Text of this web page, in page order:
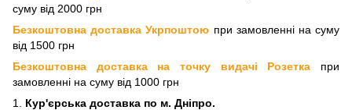
суму від 2000 грн
Безкоштовна доставка Укрпоштою при замовленні на суму
від 1500 грн
Безкоштовна доставка на точку видачі Розетка
при
замовленні на суму від 1000 грн
1. Кур'єрська доставка по м. Дніпро.